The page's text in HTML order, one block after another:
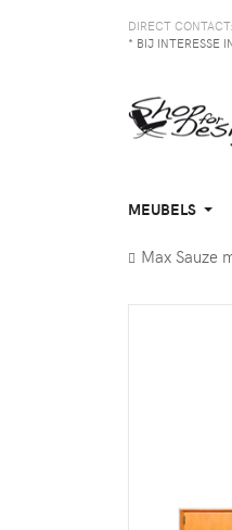
DIRECT CONTACT:
* BIJ INTERESSE
MEUBELS
Max Sauze